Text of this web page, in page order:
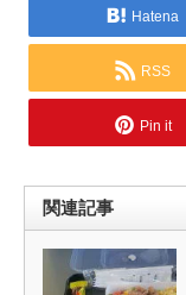
Hatena
RSS
Pin it
関連記事